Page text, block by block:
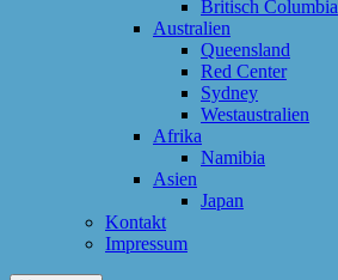
Britisch Columbia
Australien
Queensland
Red Center
Sydney
Westaustralien
Afrika
Namibia
Asien
Japan
Kontakt
Impressum